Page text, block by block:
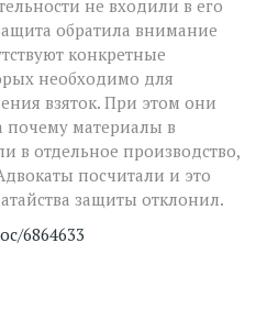
не входили в его
обратила внимание
конкретные
необходимо для
взяток. При этом они
почему материалы в
в отдельное производство,
посчитали и это
защиты отклонил.
6864633